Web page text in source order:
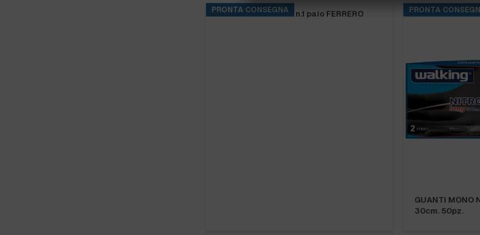
PRONTA CONSEGNA
GUANTI IN GOMMA n.1 paio FERRERO PRONTA
GUANTI MONO
30cm. 50pz.